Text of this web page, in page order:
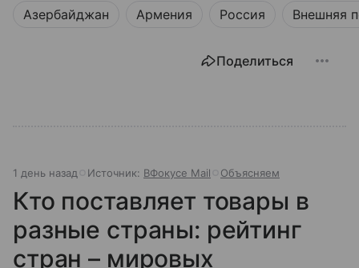
Азербайджан Армения Россия Внешняя
Поделиться
1 день назад Источник: ВФокусе Mail Объясняем
Кто поставляет товары в
разные страны: рейтинг
стран – мировых